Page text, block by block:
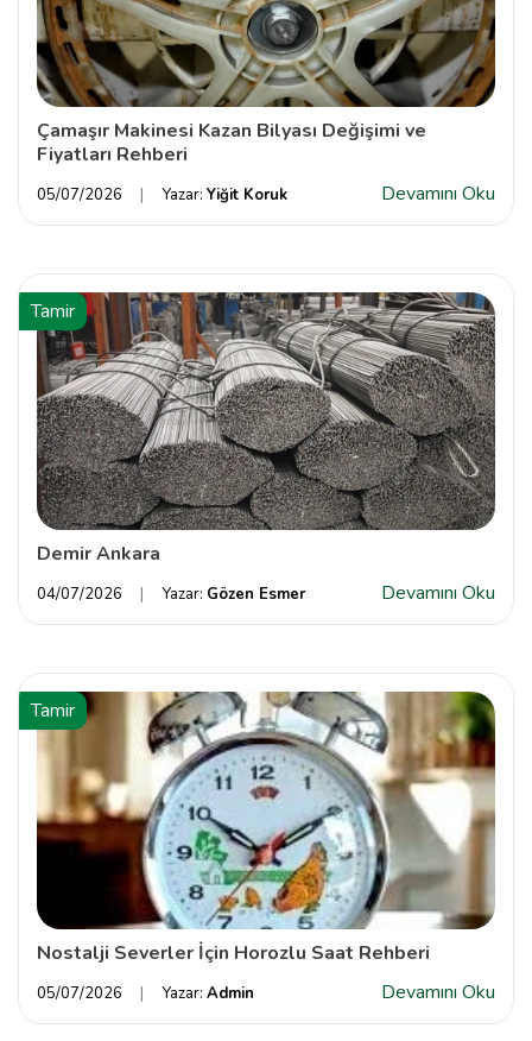
Çamaşır Makinesi Kazan Bilyası Değişimi ve
Fiyatları Rehberi
05/07/2026 Yazar: Yiğit Koruk Devamını Oku
Tamir
Demir Ankara
04/07/2026 Yazar: Gözen Esmer Devamını Oku
Tamir
Nostalji Severler İçin Horozlu Saat Rehberi
05/07/2026 Yazar: Admin Devamını Oku